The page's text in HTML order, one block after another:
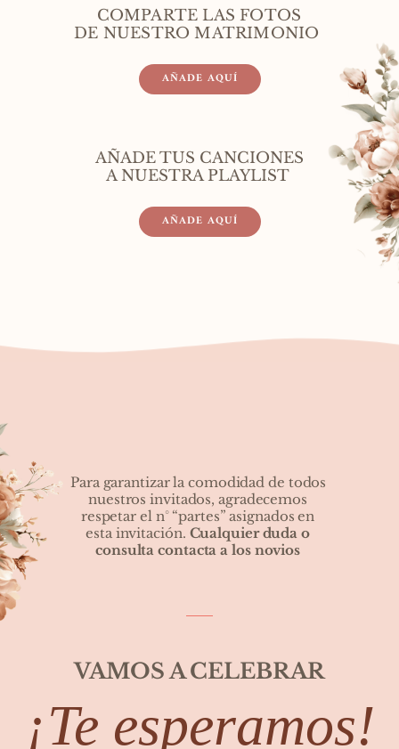
COMPARTE LAS FOTOS
DE NUESTRO MATRIMONIO
AÑADE AQUÍ
AÑADE TUS CANCIONES
A NUESTRA PLAYLIST
AÑADE AQUÍ
Para garantizar la comodidad de todos
nuestros invitados, agradecemos
respetar el n° “partes” asignados en
esta invitación. Cualquier duda o
consulta contacta a los novios
VAMOS A CELEBRAR
¡Te esperamos!